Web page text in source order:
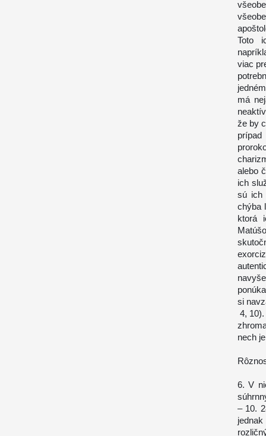
Toto
viac
má
že by
alebo
ich
sú ich
chýba
ktorá
si
4,
nech
6. V
– 10.